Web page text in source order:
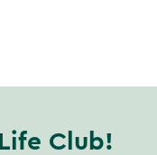
Club!